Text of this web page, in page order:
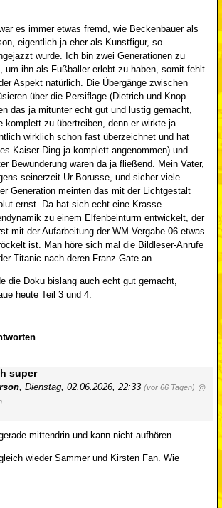
es immer etwas fremd, wie Beckenbauer als
eigentlich ja eher als Kunstfigur, so
wurde. Ich bin zwei Generationen zu
um ihn als Fußballer erlebt zu haben, somit fehlt
Aspekt natürlich. Die Übergänge zwischen
über die Persiflage (Dietrich und Knop
das ja mitunter echt gut und lustig gemacht,
komplett zu übertreiben, denn er wirkte ja
wirklich schon fast überzeichnet und hat
Kaiser-Ding ja komplett angenommen) und
Bewunderung waren da ja fließend. Mein Vater,
seinerzeit Ur-Borusse, und sicher viele
Generation meinten das mit der Lichtgestalt
ernst. Da hat sich echt eine Krasse
zu einem Elfenbeinturm entwickelt, der
mit der Aufarbeitung der WM-Vergabe 06 etwas
ist. Man höre sich mal die Bildleser-Anrufe
Titanic nach deren Franz-Gate an...
die Doku bislang auch echt gut gemacht,
heute Teil 3 und 4.
super
, Dienstag, 02.06.2026, 22:33 (vor 66 Tagen) @
mittendrin und kann nicht aufhören.
wieder Sammer und Kirsten Fan. Wie